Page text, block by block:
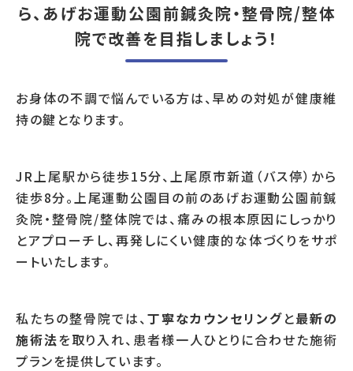
ら、あげお運動公園前鍼灸院・整骨院/整体
院で改善を目指しましょう！
お身体の不調で悩んでいる方は、早めの対処が健康維
持の鍵となります。
JR上尾駅から徒歩15分、上尾原市新道（バス停）から
徒歩8分。上尾運動公園目の前のあげお運動公園前鍼
灸院・整骨院/整体院では、痛みの根本原因にしっかり
とアプローチし、再発しにくい健康的な体づくりをサポ
ートいたします。
私たちの整骨院では、丁寧なカウンセリングと最新の
施術法を取り入れ、患者様一人ひとりに合わせた施術
プランを提供しています。